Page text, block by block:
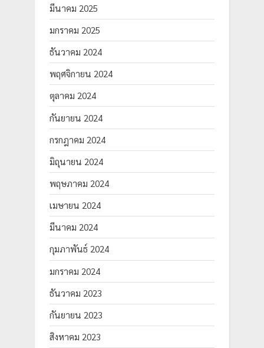
มีนาคม 2025
มกราคม 2025
ธันวาคม 2024
พฤศจิกายน 2024
ตุลาคม 2024
กันยายน 2024
กรกฎาคม 2024
มิถุนายน 2024
พฤษภาคม 2024
เมษายน 2024
มีนาคม 2024
กุมภาพันธ์ 2024
มกราคม 2024
ธันวาคม 2023
กันยายน 2023
สิงหาคม 2023